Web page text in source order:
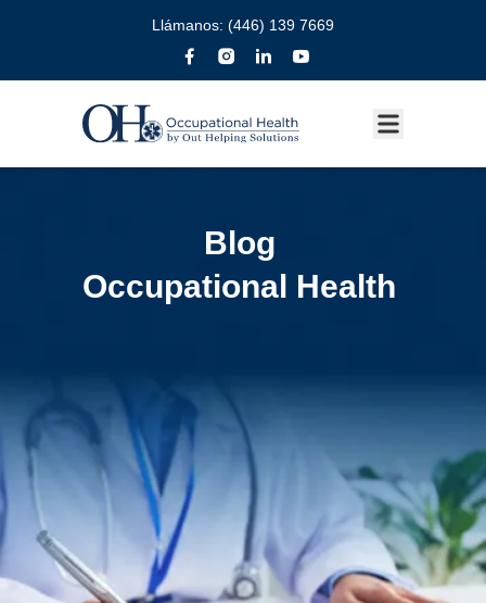
Llámanos: (446) 139 7669
Blog
Occupational Health